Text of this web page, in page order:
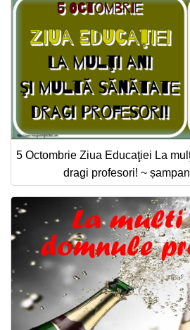
5 Octombrie Ziua Educaţiei La
dragi profesori! ~